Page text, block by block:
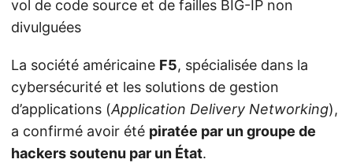
vol de code source et de failles BIG-IP non
divulguées
La société américaine F5, spécialisée dans la
cybersécurité et les solutions de gestion
d’applications (Application Delivery Networking),
a confirmé avoir été piratée par un groupe de
hackers soutenu par un État.